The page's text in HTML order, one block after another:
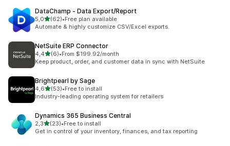
DataChamp ‑ Data Export/Report
5,0de 5 estrelas
(62)
62 total de avaliações
•Free plan available
Automate & highly customize CSV/Excel exports.
NetSuite ERP Connector
4,4de 5 estrelas
(6)
6 total de avaliações
•From $199.92/month
Keep product, order, and customer data in sync with NetSuite
Brightpearl by Sage
4,6de 5 estrelas
(53)
53 total de avaliações
•Free to install
Industry-leading operating system for retailers
Dynamics 365 Business Central
2,3de 5 estrelas
(23)
23 total de avaliações
•Free to install
Get in control of your inventory, finances, and tax reporting